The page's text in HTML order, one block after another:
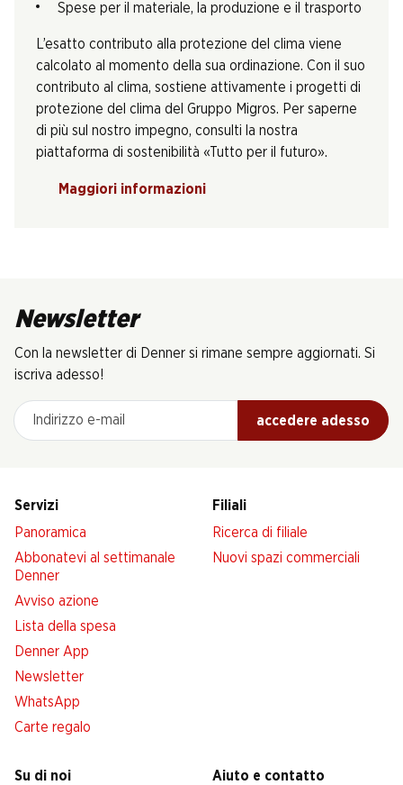
Spese per il materiale, la produzione e il trasporto
L’esatto contributo alla protezione del clima viene
calcolato al momento della sua ordinazione. Con il suo
contributo al clima, sostiene attivamente i progetti di
protezione del clima del Gruppo Migros. Per saperne
di più sul nostro impegno, consulti la nostra
piattaforma di sostenibilità «Tutto per il futuro».
Maggiori informazioni
Newsletter
Con la newsletter di Denner si rimane sempre aggiornati. Si
iscriva adesso!
Indirizzo e-mail
accedere adesso
Servizi
Panoramica
Abbonatevi al settimanale
Denner
Avviso azione
Lista della spesa
Denner App
Newsletter
WhatsApp
Carte regalo
Filiali
Ricerca di filiale
Nuovi spazi commerciali
Su di noi
Aiuto e contatto